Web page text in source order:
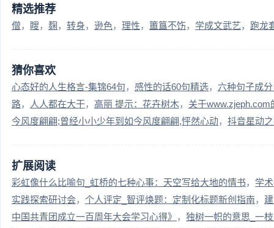
精选推荐
僧 瞍 麹 转身 逊色 理性 簠簋不饬 学成文武艺 跑龙
猜你喜欢
心态好的人生格言-集锦64句 感性的话60句精选
六种句子成
路
人人都在大干 高丽 提示：花卉树木
关于www.zjeph.com
今风度翩翩;曾经小小少年到如今风度翩翩,怦然心动
抖音星动
扩展阅读
彩虹像什么比喻句_虹桥的七种心事：天空写给大地的情书
学
实践探索研讨会
个人评定_智评焕题：定制化标题新创指南
中国共青团成立一百周年大会学习心得》
独树一帜的意思_一